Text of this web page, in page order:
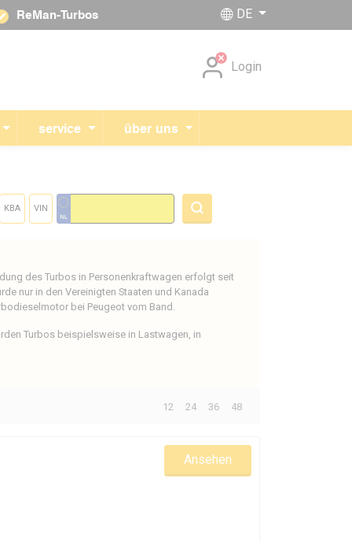
Navigation überspringen
Login
service über uns
ReMan-Turbos DE
KBA VIN
des Turbos in Personenkraftwagen erfolgt seit
nur in den Vereinigten Staaten und Kanada
bei Peugeot vom Band.
Turbos beispielsweise in Lastwagen, in
12 24 36 48
Ansehen